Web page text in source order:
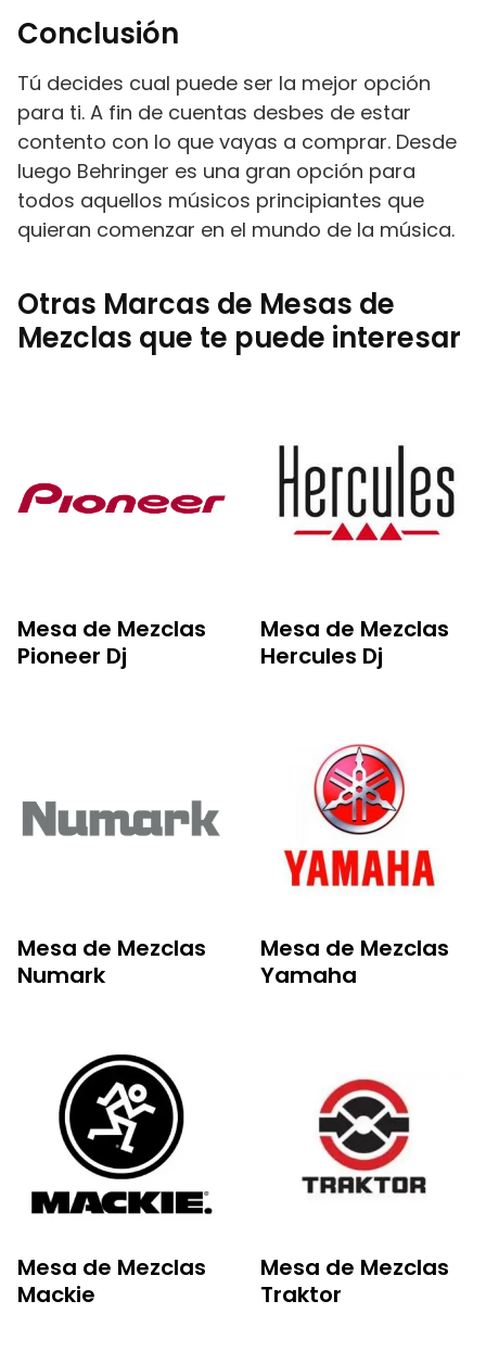
Conclusión
Tú decides cual puede ser la mejor opción
para ti. A fin de cuentas desbes de estar
contento con lo que vayas a comprar. Desde
luego Behringer es una gran opción para
todos aquellos músicos principiantes que
quieran comenzar en el mundo de la música.
Otras Marcas de Mesas de
Mezclas que te puede interesar
Mesa de Mezclas
Pioneer Dj
Mesa de Mezclas
Hercules Dj
Mesa de Mezclas
Numark
Mesa de Mezclas
Yamaha
Mesa de Mezclas
Mackie
Mesa de Mezclas
Traktor